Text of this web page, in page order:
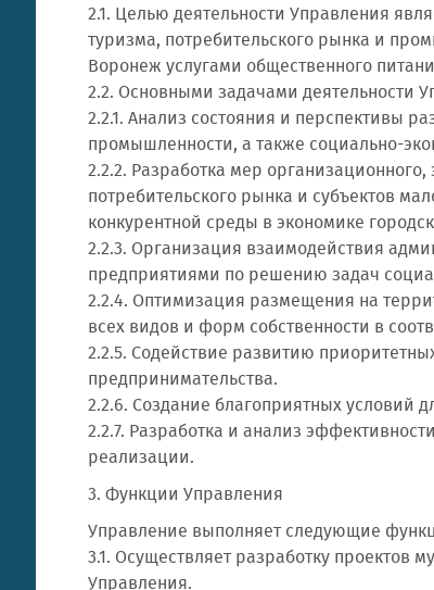
2.1. Целью деятельности Управления
туризма, потребительского рынка и
Воронеж услугами общественного
2.2. Основными задачами деятельности
2.2.1. Анализ состояния и перспективы
промышленности, а также социально-
2.2.2. Разработка мер
потребительского рынка и субъектов
конкурентной среды в экономике
2.2.3. Организация взаимодействия
предприятиями по решению задач
2.2.4. Оптимизация размещения на
всех видов и форм собственности в
2.2.5. Содействие развитию
предпринимательства.
2.2.6. Создание благоприятных условий
2.2.7. Разработка и анализ
реализации.
3. Функции Управления
Управление выполняет следующие
3.1. Осуществляет разработку проектов
Управления.